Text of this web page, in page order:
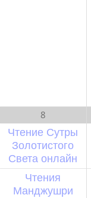
8
Чтение Сутры
Золотистого
Света онлайн
Чтения
Манджушри